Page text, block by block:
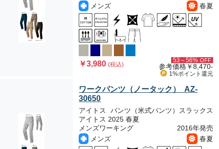
メンズ
春夏
￥3,980(税込)
53～56% OFF
参考価格￥8,470-
1%ポイント 還元
ワークパンツ（ノータック） AZ-
30650
アイトス
パンツ（米式パンツ）スラックス
アイトス 2025 春夏
メンズワーキング
2016年発売
メンズ
春夏